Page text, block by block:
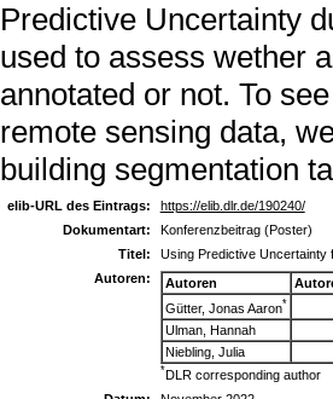
Predictive Uncertainty
used to assess wether
annotated or not. To
remote sensing data,
building segmentation
elib-URL des Eintrags:
https://elib.dlr.de/190240/
Dokumentart:
Konferenzbeitrag (Poster)
Titel:
Using Predictive Uncertainty
Autoren:
Autoren
Gütter, Jonas Aaron*
Ulman, Hannah
Niebling, Julia
*DLR corresponding author